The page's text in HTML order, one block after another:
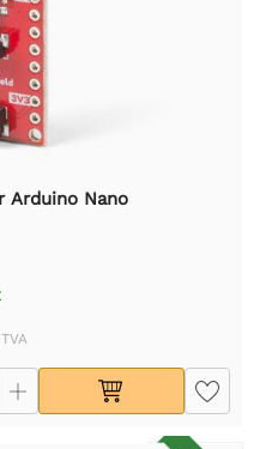
Arduino Nano